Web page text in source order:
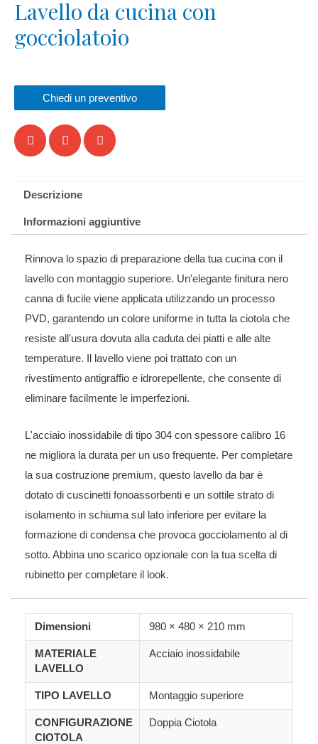
Lavello da cucina con
gocciolatoio
Chiedi un preventivo
Descrizione
Informazioni aggiuntive
Rinnova lo spazio di preparazione della tua cucina con il
lavello con montaggio superiore. Un'elegante finitura nero
canna di fucile viene applicata utilizzando un processo
PVD, garantendo un colore uniforme in tutta la ciotola che
resiste all'usura dovuta alla caduta dei piatti e alle alte
temperature. Il lavello viene poi trattato con un
rivestimento antigraffio e idrorepellente, che consente di
eliminare facilmente le imperfezioni.
L'acciaio inossidabile di tipo 304 con spessore calibro 16
ne migliora la durata per un uso frequente. Per completare
la sua costruzione premium, questo lavello da bar è
dotato di cuscinetti fonoassorbenti e un sottile strato di
isolamento in schiuma sul lato inferiore per evitare la
formazione di condensa che provoca gocciolamento al di
sotto. Abbina uno scarico opzionale con la tua scelta di
rubinetto per completare il look.
Dimensioni 980 × 480 × 210 mm
MATERIALE
LAVELLO
Acciaio inossidabile
TIPO LAVELLO Montaggio superiore
CONFIGURAZIONE
CIOTOLA
Doppia Ciotola